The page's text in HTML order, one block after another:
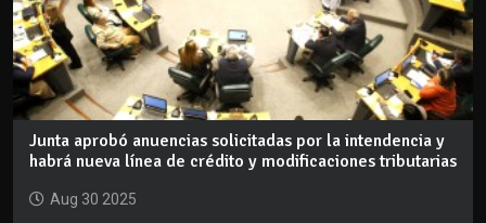
Junta aprobó anuencias solicitadas por la intendencia y
habrá nueva línea de crédito y modificaciones tributarias
Aug 30 2025